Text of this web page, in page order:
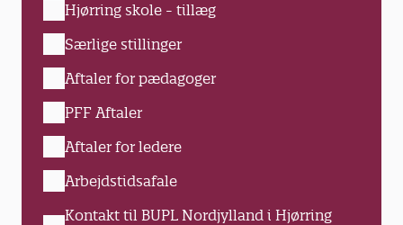
Hjørring skole - tillæg
Særlige stillinger
Aftaler for pædagoger
PFF Aftaler
Aftaler for ledere
Arbejdstidsafale
Kontakt til BUPL Nordjylland i Hjørring